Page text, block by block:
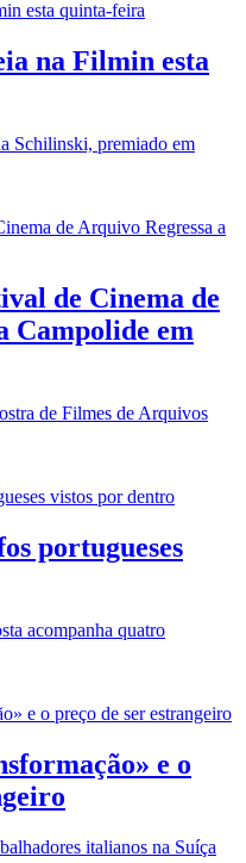
na Filmin esta
Schilinski, premiado em
de Cinema de
Campolide em
de Filmes de Arquivos
portugueses
acompanha quatro
e o
italianos na Suíça